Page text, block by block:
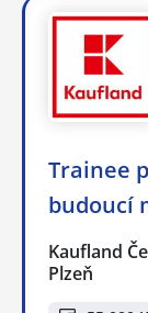
Trainee
budoucí
Kaufland
Plzeň